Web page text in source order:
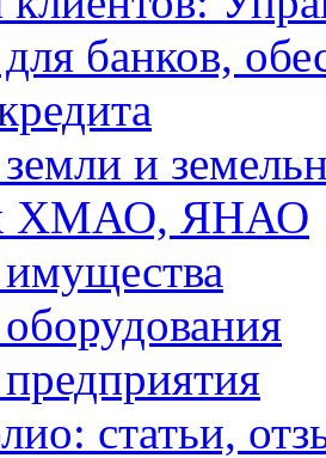
банков,
и
ХМАО, ЯНАО
статьи,